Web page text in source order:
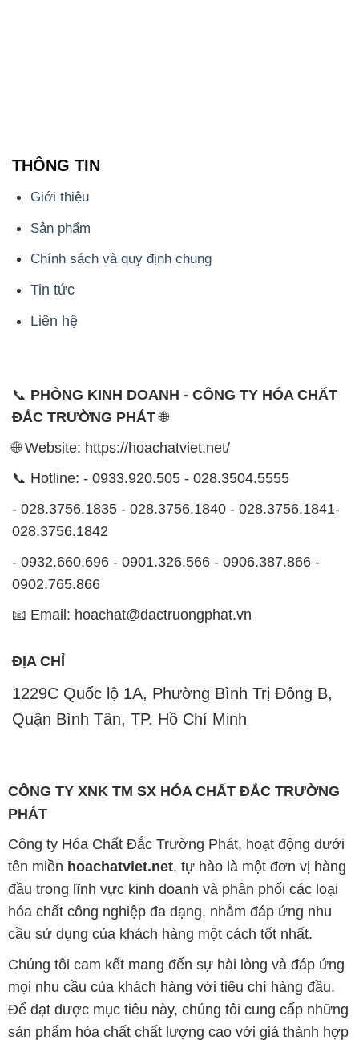
THÔNG TIN
Giới thiệu
Sản phẩm
Chính sách và quy định chung
Tin tức
Liên hệ
📞 PHÒNG KINH DOANH - CÔNG TY HÓA CHẤT
ĐẮC TRƯỜNG PHÁT🌐
🌐 Website: https://hoachatviet.net/
📞 Hotline: - 0933.920.505 - 028.3504.5555
- 028.3756.1835 - 028.3756.1840 - 028.3756.1841-
028.3756.1842
- 0932.660.696 - 0901.326.566 - 0906.387.866 -
0902.765.866
📧 Email: hoachat@dactruongphat.vn
ĐỊA CHỈ
1229C Quốc lộ 1A, Phường Bình Trị Đông B,
Quận Bình Tân, TP. Hồ Chí Minh
CÔNG TY XNK TM SX HÓA CHẤT ĐẮC TRƯỜNG
PHÁT
Công ty Hóa Chất Đắc Trường Phát, hoạt động dưới
tên miền hoachatviet.net, tự hào là một đơn vị hàng
đầu trong lĩnh vực kinh doanh và phân phối các loại
hóa chất công nghiệp đa dạng, nhằm đáp ứng nhu
cầu sử dụng của khách hàng một cách tốt nhất.
Chúng tôi cam kết mang đến sự hài lòng và đáp ứng
mọi nhu cầu của khách hàng với tiêu chí hàng đầu.
Để đạt được mục tiêu này, chúng tôi cung cấp những
sản phẩm hóa chất chất lượng cao với giá thành hợp